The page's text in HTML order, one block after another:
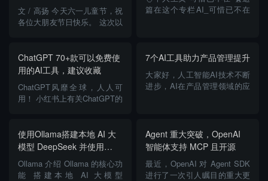
文 / 高扬 今天六一儿童节，祝
各位大朋友节日快乐。 这次以
的默认V5.1版本。 图画场景是
一个男孩和一个女孩在田野玩
耍&...
篇在这个专栏AI_可惜已不在
炸的时代，A...
ChatGPT 70+款可以免费使
用的AI工具，建议收藏
ChatGPT风靡全球，人人可
用！ 小红书上有关ChatGPT的
讨论最为热烈的，要数
“ChatGPT使用教程”。&#...
7个AI工具助力产品管理提升
大家好，人工智能AI技术不断
进步，AI在产品管理领域的应
或缺的强大伙伴。本文将介绍
七个AI工具ÿ...
使用Ollama搭建本地 AI 大
模型 DeepSeek 并使用
Web 界面调用
Ollama 介绍 Ollama 的核心功
能 搭建本地 AI 大模型
Agent 重大突破，OpenAI
智能体支持 MCP 且开源
最近，OpenAI 对 Agent SDK
进行了一次引人瞩目的重大更